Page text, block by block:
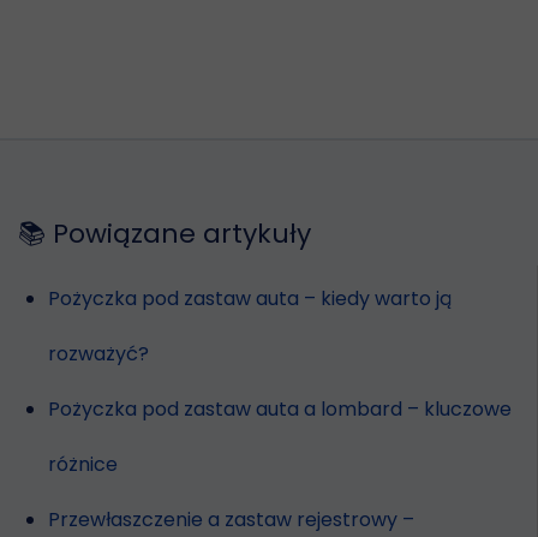
📚 Powiązane artykuły
Pożyczka pod zastaw auta – kiedy warto ją
rozważyć?
Pożyczka pod zastaw auta a lombard – kluczowe
różnice
Przewłaszczenie a zastaw rejestrowy –